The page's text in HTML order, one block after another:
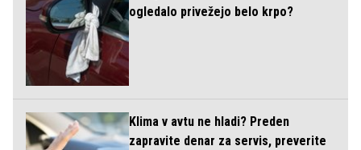
ogledalo privežejo belo krpo?
Klima v avtu ne hladi? Preden
zapravite denar za servis, preverite